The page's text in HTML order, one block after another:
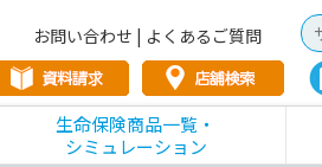
お問い合わせ | よくあるご質問
生命保険商品一覧・
シミュレーション